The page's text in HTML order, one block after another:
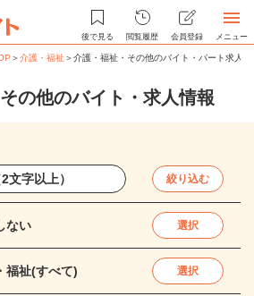
後で見る 閲覧履歴 会員登録 メニュー
＞介護・福祉＞介護・福祉・その他のバイト・パート求人情
の他のバイト・求人情報
絞り込む
ない 選択
福祉(すべて) 選択